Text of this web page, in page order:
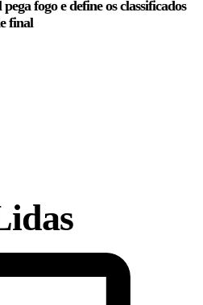
fogo e define os classificados
final